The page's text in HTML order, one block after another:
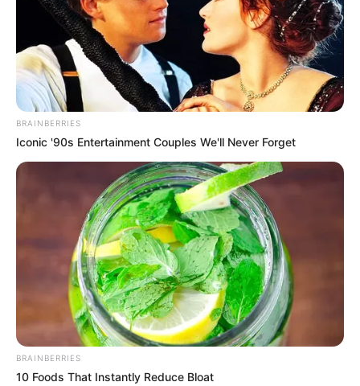
BRAINBERRIES
Iconic '90s Entertainment Couples We'll Never Forget
BRAINBERRIES
10 Foods That Instantly Reduce Bloat